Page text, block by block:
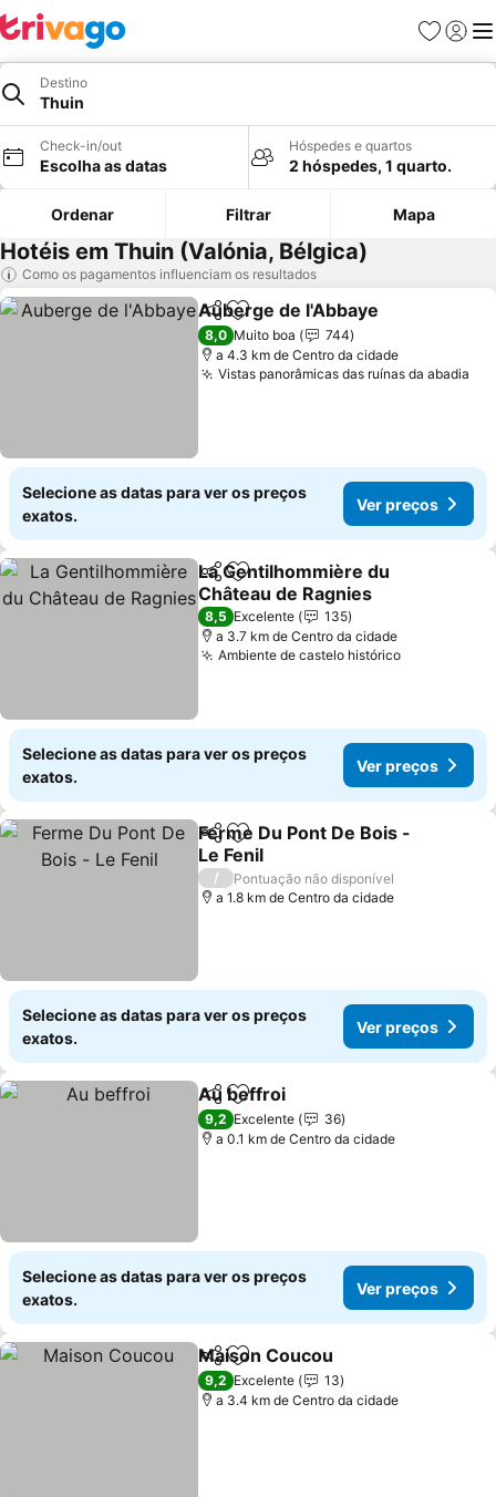
Favoritos
Iniciar
Destino
Thuin
Check-in/out
Escolha as datas
Hóspedes e quartos
2 hóspedes, 1 quarto.
Ordenar Filtrar Mapa
Hotéis em Thuin (Valónia, Bélgica)
Como os pagamentos influenciam os resultados
PartilharAdicionar aos favoritos
Auberge de l'Abbaye
8,0 Muito boa
744
a 4.3 km de Centro da cidade
Vistas panorâmicas das ruínas da abadia
Selecione as datas para ver os preços
exatos.
Ver preços
PartilharAdicionar aos favoritos
La Gentilhommière du
Château de Ragnies
8,5 Excelente
135
a 3.7 km de Centro da cidade
Ambiente de castelo histórico
Selecione as datas para ver os preços
exatos.
Ver preços
PartilharAdicionar aos favoritos
Ferme Du Pont De Bois -
Le Fenil
/
Pontuação não disponível
a 1.8 km de Centro da cidade
Selecione as datas para ver os preços
exatos.
Ver preços
PartilharAdicionar aos favoritos
Au beffroi
9,2 Excelente
36
a 0.1 km de Centro da cidade
Selecione as datas para ver os preços
exatos.
Ver preços
PartilharAdicionar aos favoritos
Maison Coucou
9,2 Excelente
13
a 3.4 km de Centro da cidade